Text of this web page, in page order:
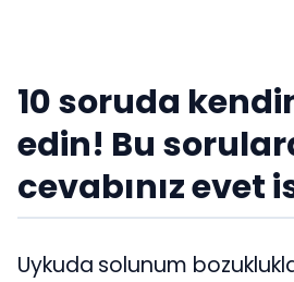
10 soruda
edin! Bu
cevabınız evet
Uykuda solunum